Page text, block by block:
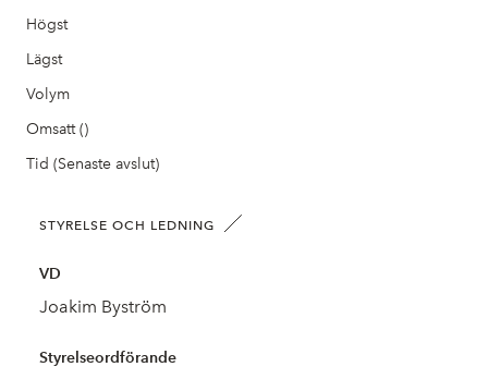
Högst
Lägst
Volym
Omsatt ()
Tid (Senaste avslut)
STYRELSE OCH LEDNING
VD
Joakim Byström
Styrelseordförande